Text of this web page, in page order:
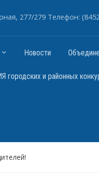
277/279 Телефон:
Новости
и районных